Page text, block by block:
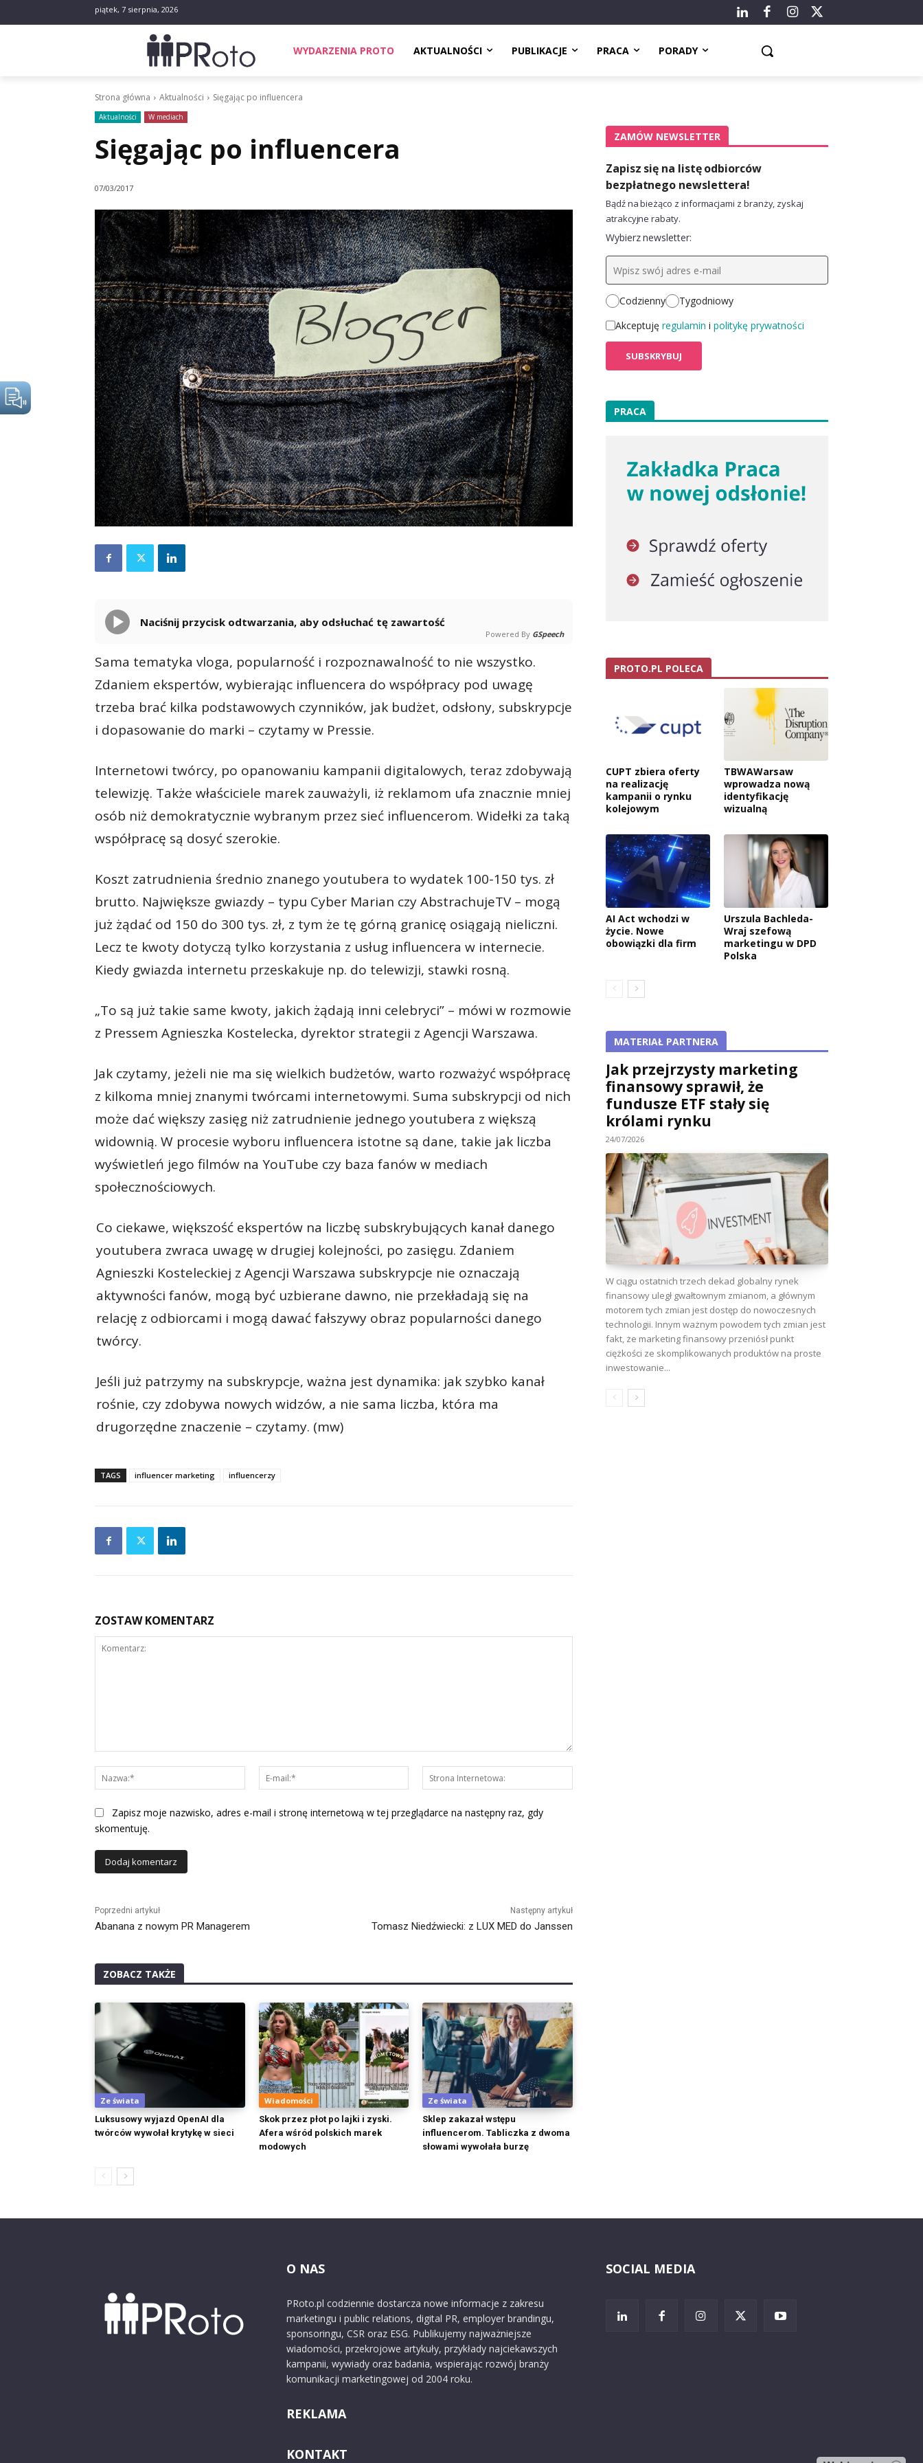
piątek, 7 sierpnia, 2026
WYDARZENIA PROTO AKTUALNOŚCI PUBLIKACJE PRACA PORADY
Strona główna Aktualności Sięgając po influencera
Aktualności W mediach
Sięgając po influencera
07/03/2017
Naciśnij przycisk odtwarzania, aby odsłuchać tę zawartość
Powered By GSpeech
Sama tematyka vloga, popularność i rozpoznawalność to nie wszystko.
Zdaniem ekspertów, wybierając influencera do współpracy pod uwagę
trzeba brać kilka podstawowych czynników, jak budżet, odsłony, subskrypcje
i dopasowanie do marki – czytamy w Pressie.
Internetowi twórcy, po opanowaniu kampanii digitalowych, teraz zdobywa­ją
telewizję. Także właściciele ma­rek zauważyli, iż reklamom ufa znacznie mniej
osób niż demokratycznie wybra­nym przez sieć influencerom. Widełki za taką
współpracę są dosyć szerokie.
Koszt za­trudnienia średnio znanego youtubera to wydatek 100-150 tys. zł
brutto. Naj­większe gwiazdy – typu Cyber Marian czy AbstrachujeTV – mogą
już żądać od 150 do 300 tys. zł, z tym że tę górną grani­cę osiągają nieliczni.
Lecz te kwoty doty­czą tylko korzystania z usług influencera w internecie.
Kiedy gwiazda internetu przeskakuje np. do telewizji, stawki ro­sną.
„To są już takie same kwoty, jakich żądają inni celebryci” – mówi w rozmowie
z Pressem Agnieszka Kostelecka, dyrektor strategii z Agencji Warszawa.
Jak czytamy, jeżeli nie ma się wielkich budżetów, warto rozważyć współpracę
z kilkoma mniej znanymi twórcami internetowymi. Suma subskrypcji od nich
może dać większy zasięg niż zatrudnienie jednego youtubera z większą
widow­nią. W procesie wyboru influencera istot­ne są dane, takie jak liczba
wyświetleń jego filmów na YouTube czy baza fanów w mediach
społecznościowych.
Co ciekawe, większość ekspertów na liczbę subskrybujących kanał danego
youtubera zwraca uwagę w drugiej ko­lejności, po zasięgu. Zdaniem
Agnieszki Kosteleckiej z Agencji Warszawa sub­skrypcje nie oznaczają
aktywności fanów, mogą być uzbierane dawno, nie przekła­dają się na
relację z odbiorcami i mogą dawać fałszywy obraz popularności dane­go
twórcy.
Jeśli już patrzymy na subskrypcje, ważna jest dynamika: jak szybko kanał
rośnie, czy zdobywa nowych widzów, a nie sama liczba, która ma
drugorzędne znaczenie – czytamy. (mw)
TAGS influencer marketing influencerzy
ZOSTAW KOMENTARZ
Nazwa:*
mail:*
Internetowa:
Zapisz moje nazwisko, adres e-mail i stronę internetową w tej przeglądarce na następny raz, gdy
skomentuję.
Poprzedni artykuł
Abanana z nowym PR Managerem
Następny artykuł
Tomasz Niedźwiecki: z LUX MED do Janssen
ZOBACZ TAKŻE
Ze świata
Luksusowy wyjazd OpenAI dla
twórców wywołał krytykę w sieci
Wiadomości
Skok przez płot po lajki i zyski.
Afera wśród polskich marek
modowych
Ze świata
Sklep zakazał wstępu
influencerom. Tabliczka z dwoma
słowami wywołała burzę
ZAMÓW NEWSLETTER
Zapisz się na listę odbiorców
bezpłatnego newslettera!
Bądź na bieżąco z informacjami z branży, zyskaj
atrakcyjne rabaty.
Wybierz newsletter:
Codzienny
Tygodniowy
Akceptuję regulamin i politykę prywatności
PRACA
PROTO.PL POLECA
CUPT zbiera oferty
na realizację
kampanii o rynku
kolejowym
TBWAWarsaw
wprowadza nową
identyfikację
wizualną
AI Act wchodzi w
życie. Nowe
obowiązki dla firm
Urszula Bachleda-
Wraj szefową
marketingu w DPD
Polska
MATERIAŁ PARTNERA
Jak przejrzysty marketing
finansowy sprawił, że
fundusze ETF stały się
królami rynku
24/07/2026
W ciągu ostatnich trzech dekad globalny rynek
finansowy uległ gwałtownym zmianom, a głównym
motorem tych zmian jest dostęp do nowoczesnych
technologii. Innym ważnym powodem tych zmian jest
fakt, że marketing finansowy przeniósł punkt
ciężkości ze skomplikowanych produktów na proste
inwestowanie...
O NAS
PRoto.pl codziennie dostarcza nowe informacje z zakresu
marketingu i public relations, digital PR, employer brandingu,
sponsoringu, CSR oraz ESG. Publikujemy najważniejsze
wiadomości, przekrojowe artykuły, przykłady najciekawszych
kampanii, wywiady oraz badania, wspierając rozwój branży
komunikacji marketingowej od 2004 roku.
REKLAMA
KONTAKT
SOCIAL MEDIA